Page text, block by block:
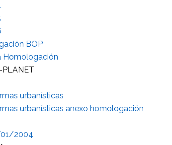
BOP
Homologación
PLANET
urbanísticas
urbanísticas anexo homologación
2004